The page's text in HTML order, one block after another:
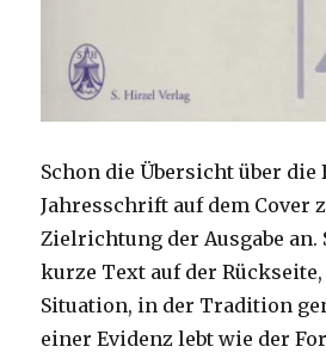
Schon die Übersicht über die
Jahresschrift auf dem Cover
Zielrichtung der Ausgabe an.
kurze Text auf der
Situation, in der Tradition
einer Evidenz lebt wie der